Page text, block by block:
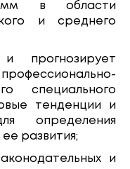
в области
и среднего
прогнозирует
специального
тенденции и
определения
развития;
и